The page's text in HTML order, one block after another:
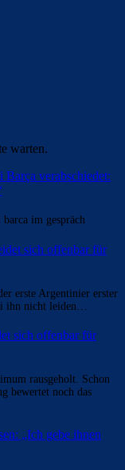
warten.
Barça verabschiedet:
im gespräch
sich offenbar für
erste Argentinier erster
ihn nicht leiden…
sich offenbar für
rausgeholt. Schon
bewertet noch das
„Ich gebe ihnen